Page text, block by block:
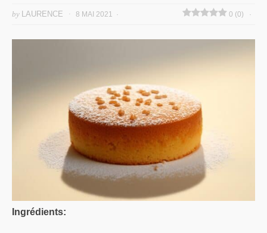
by LAURENCE 8 MAI 2021 0 (0)
Ingrédients: